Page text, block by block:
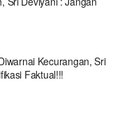
Kecurangan, Sri
Faktual!!!